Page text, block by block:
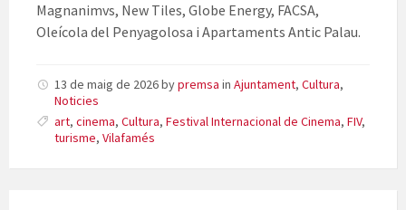
Magnanimvs, New Tiles, Globe Energy, FACSA,
Oleícola del Penyagolosa i Apartaments Antic Palau.
13 de maig de 2026bypremsa in Ajuntament, Cultura,
Noticies
art, cinema, Cultura, Festival Internacional de Cinema, FIV,
turisme, Vilafamés